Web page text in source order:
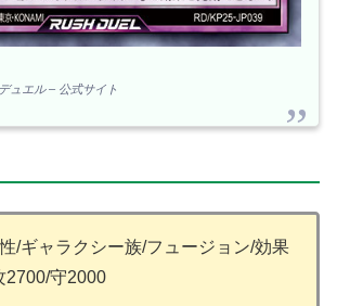
ュエル – 公式サイト
/ギャラクシー族/フュージョン/効果
2700/守2000